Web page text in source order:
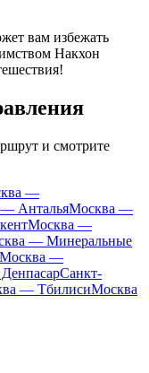
вам избежать
Накхон
и смотрите
—
АнтальяМосква —
Москва —
— Минеральные
Москва —
Санкт-
— ТбилисиМосква